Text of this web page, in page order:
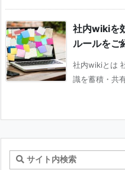
社内wikiを
ルールをご
社内wikiとは
識を蓄積・共